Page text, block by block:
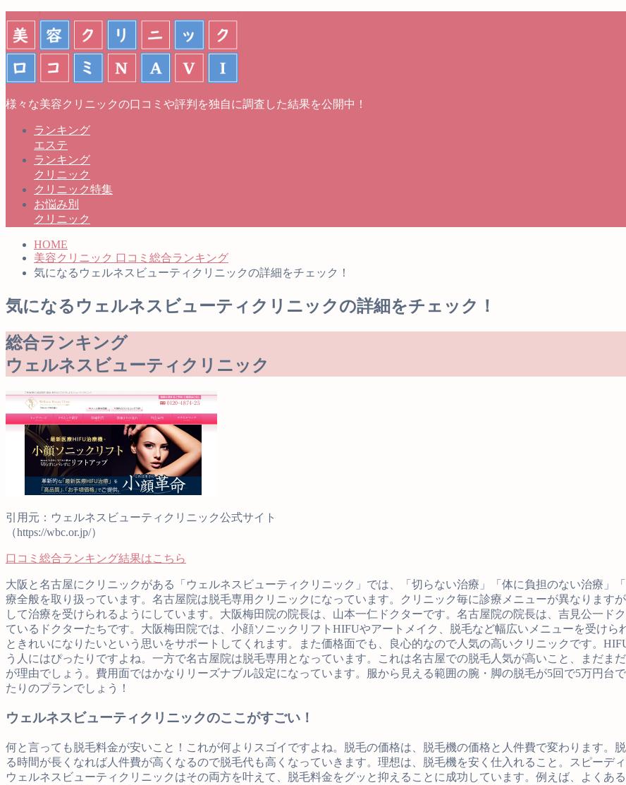
様々な美容クリニックの口コミや評判を独自に調査した結果を公開中！
ランキング
エステ
ランキング
クリニック
クリニック特集
お悩み別
クリニック
HOME
美容クリニック 口コミ総合ランキング
気になるウェルネスビューティクリニックの詳細をチェック！
気になるウェルネスビューティクリニックの詳細をチェック！
総合ランキング
ウェルネスビューティクリニック
引用元：ウェルネスビューティクリニック公式サイト
（https://wbc.or.jp/）
口コミ総合ランキング結果はこちら
大阪と名古屋にクリニックがある「ウェルネスビューティクリニック」では、「切らない治療」「体に負担のない治療」
療全般を取り扱っています。名古屋院は脱毛専用クリニックになっています。クリニック毎に診療メニューが異なります
して治療を受けられるようにしています。大阪梅田院の院長は、山本一仁ドクターです。名古屋院の院長は、吉見公一ド
ているドクターたちです。大阪梅田院では、小顔ソニックリフトHIFUやアートメイク、脱毛など幅広いメニューを受け
ときれいになりたいという思いをサポートしてくれます。また価格面でも、良心的なので人気の高いクリニックです。
う人にはぴったりですよね。一方で名古屋院は脱毛専用となっています。これは名古屋での脱毛人気が高いこと、まだま
が理由でしょう。費用面ではかなりリーズナブル設定になっています。服から見える範囲の腕・脚の脱毛が5回で5万円台
たりのプランでしょう！
ウェルネスビューティクリニックのここがすごい！
何と言っても脱毛料金が安いこと！これが何よりスゴイですよね。脱毛の価格は、脱毛機の価格と人件費で変わります。
る時間が長くなれば人件費が高くなるので脱毛代も高くなっていきます。理想は、脱毛機を安く仕入れること。スピーデ
ウェルネスビューティクリニックはその両方を叶えて、脱毛料金をグッと抑えることに成功しています。例えば、よくあ